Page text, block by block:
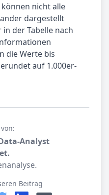
nicht alle
dargestellt
der Tabelle nach
die Werte bis
auf 1.000er-
Analyst
Beitrag